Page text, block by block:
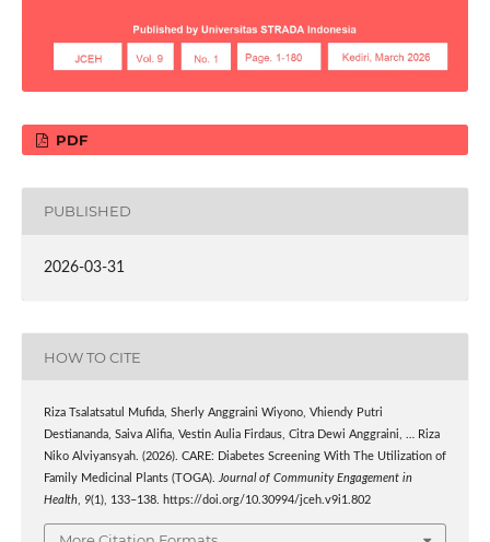
PDF
PUBLISHED
2026-03-31
HOW TO CITE
Riza Tsalatsatul Mufida, Sherly Anggraini Wiyono, Vhiendy Putri
Destiananda, Saiva Alifia, Vestin Aulia Firdaus, Citra Dewi Anggraini, … Riza
Niko Alviyansyah. (2026). CARE: Diabetes Screening With The Utilization of
Family Medicinal Plants (TOGA). Journal of Community Engagement in
Health, 9(1), 133–138. https://doi.org/10.30994/jceh.v9i1.802